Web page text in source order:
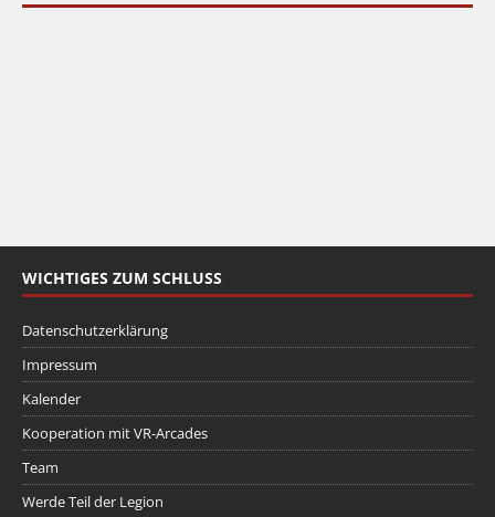
WICHTIGES ZUM SCHLUSS
Datenschutzerklärung
Impressum
Kalender
Kooperation mit VR-Arcades
Team
Werde Teil der Legion